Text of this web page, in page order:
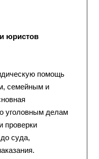
юристов
помощь
семейным и
уголовным делам
проверки
суда,